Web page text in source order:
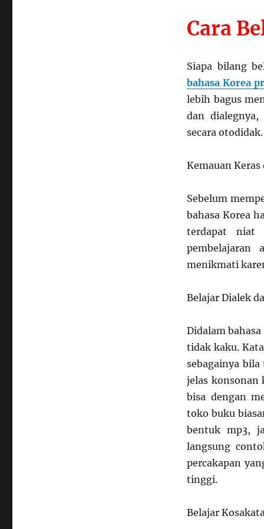
Cara
Siapa bilang
bahasa Korea
lebih bagus
dan
secara
Kemauan Keras
Sebelum
bahasa Korea
terdapat niat
menikmati
Belajar Dialek
Didalam
tidak kaku.
sebagainya
jelas konsonan
bisa dengan
toko buku
bentuk mp3,
langsung
percakapan
tinggi.
Belajar